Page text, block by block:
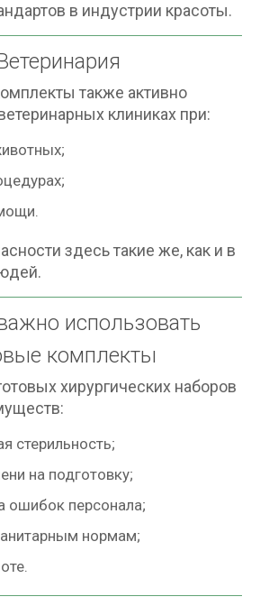
в индустрии красоты.
также активно
клиниках при:
здесь такие же, как и в
использовать
комплекты
хирургических наборов
стерильность;
на подготовку;
ошибок персонала;
нормам;